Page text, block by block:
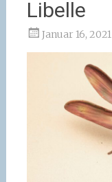
Libelle
Januar 16, 2021